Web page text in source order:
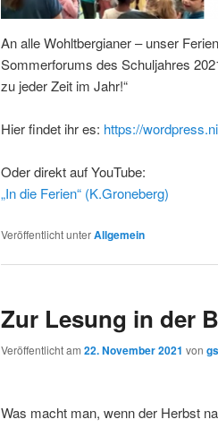
An alle Wohltbergianer – unser
Sommerforums des Schuljahres
zu jeder Zeit im Jahr!“
Hier findet ihr es: https://
Oder direkt auf YouTube:
„In die Ferien“ (K.Groneberg)
Veröffentlicht unterAllgemein
Zur Lesung in der
Veröffentlicht am 22. November 2021 von
Was macht man, wenn der Herbst